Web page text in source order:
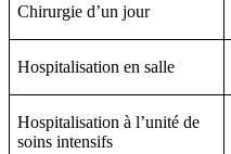
Chirurgie d’un jour
Hospitalisation en salle
Hospitalisation à l’unité de
soins intensifs